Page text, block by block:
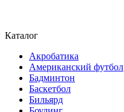
Каталог
Акробатика
Американский футбол
Бадминтон
Баскетбол
Бильярд